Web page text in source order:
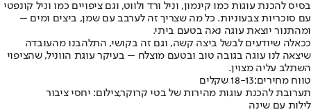
בסיס להכנת עוגות כמו קינמון, וניל ורד ולווט, וגם ציפויים כמו וניל קונפטי
עם סוכריות צבעוניות. כל מה שצריך זה לערבב עם שמן, ביצים ומים –
ומהתנור יוצאת עוגה נאה בטעם ביתי.
ככאלה שיודעים לבשל ביצה קשה, וגם זה בקושי, התלהבנו מהעובדה
שיצאה לנו עוגה בגובה טוב ובטעם מוצלח – בעיקר עוגת הווניל, שהציפוי
השתלב עליה מצוין.
טווח מחירים:18-13 שקלים
תערובת להכנת עוגות מהירות של בטי קרוקר,צילום: יחסי ציבור
לילות עם שינה